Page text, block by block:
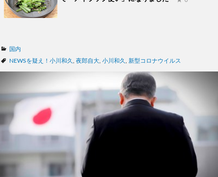
カ
テ
国内
タ
NEWSを疑え！小川和久 夜郎自大 小川和久 新型コロナウイルス